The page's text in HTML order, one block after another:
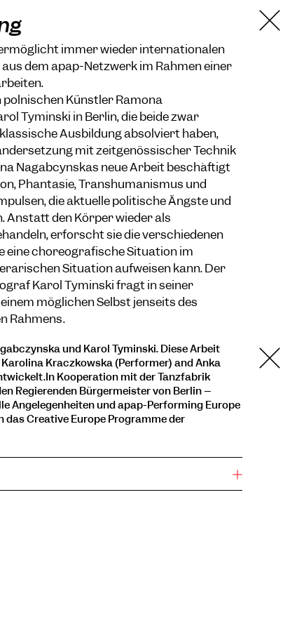
immer wieder internationalen
dem apap-Netzwerk im Rahmen einer
polnischen Künstler Ramona
Tyminski in Berlin, die beide zwar
Ausbildung absolviert haben,
mit zeitgenössischer Technik
Nagabcynskas neue Arbeit beschäftigt
Phantasie, Transhumanismus und
die aktuelle politische Ängste und
Anstatt den Körper wieder als
erforscht sie die verschiedenen
eine choreografische Situation im
Situation aufweisen kann. Der
Karol Tyminski fragt in seiner
möglichen Selbst jenseits des
Rahmens.
und Karol Tyminski. Diese Arbeit
Kraczkowska (Performer) and Anka
Kooperation mit der Tanzfabrik
Regierenden Bürgermeister von Berlin –
Angelegenheiten und apap-Performing Europe
Creative Europe Programme der